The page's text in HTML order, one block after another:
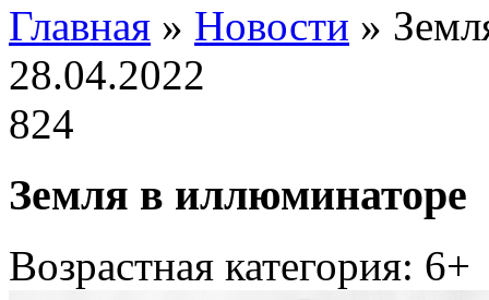
Главная » Новости »
28.04.2022
824
Земля в иллюминаторе
Возрастная категория: 6+